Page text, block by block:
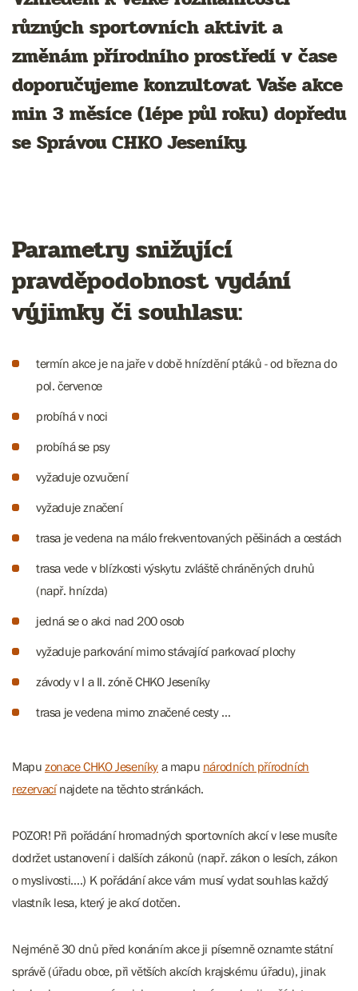
různých sportovních aktivit a
změnám přírodního prostředí v čase
doporučujeme konzultovat Vaše akce
min 3 měsíce (lépe půl roku) dopředu
se Správou CHKO Jeseníky.
Parametry snižující
pravděpodobnost vydání
výjimky či souhlasu:
termín akce je na jaře v době hnízdění ptáků - od března do
pol. července
probíhá v noci
probíhá se psy
vyžaduje ozvučení
vyžaduje značení
trasa je vedena na málo frekventovaných pěšinách a cestách
trasa vede v blízkosti výskytu zvláště chráněných druhů
(např. hnízda)
jedná se o akci nad 200 osob
vyžaduje parkování mimo stávající parkovací plochy
závody v I a II. zóně CHKO Jeseníky
trasa je vedena mimo značené cesty …
Mapu zonace CHKO Jeseníky a mapu národních přírodních
rezervacínajdete na těchto stránkách.
POZOR! Při pořádání hromadných sportovních akcí v lese musíte
dodržet ustanovení i dalších zákonů (např. zákon o lesích, zákon
o myslivosti….) K pořádání akce vám musí vydat souhlas každý
vlastník lesa, který je akcí dotčen.
Nejméně 30 dnů před konáním akce ji písemně oznamte státní
správě (úřadu obce, při větších akcích krajskému úřadu), jinak